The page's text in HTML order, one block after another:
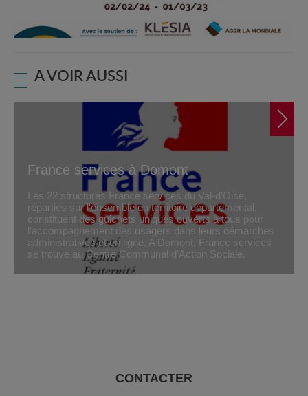
A VOIR AUSSI
France services à Domont
Les 22 structures France services du Val-d'Oise,
réparties sur l'ensemble du territoire départemental,
constituent des guichets uniques ouverts à tous pour
l'accompagnement des usagers dans leurs démarches
administratives et en ligne. A Domont, France services
se trouve au Centre Communal d'Action Sociale.
CONTACTER